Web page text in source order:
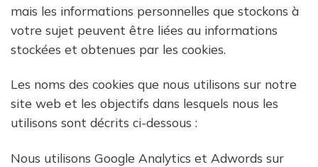
mais les informations personnelles que stockons à
votre sujet peuvent être liées au informations
stockées et obtenues par les cookies.
Les noms des cookies que nous utilisons sur notre
site web et les objectifs dans lesquels nous les
utilisons sont décrits ci-dessous :
Nous utilisons Google Analytics et Adwords sur